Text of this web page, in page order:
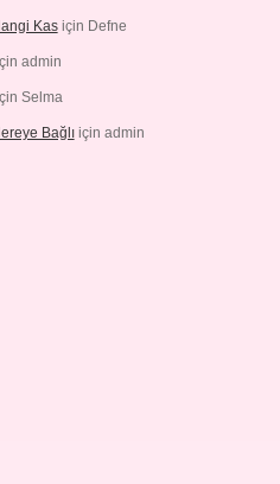
Kasiçin Defne
admin
Selma
Bağlıiçin admin